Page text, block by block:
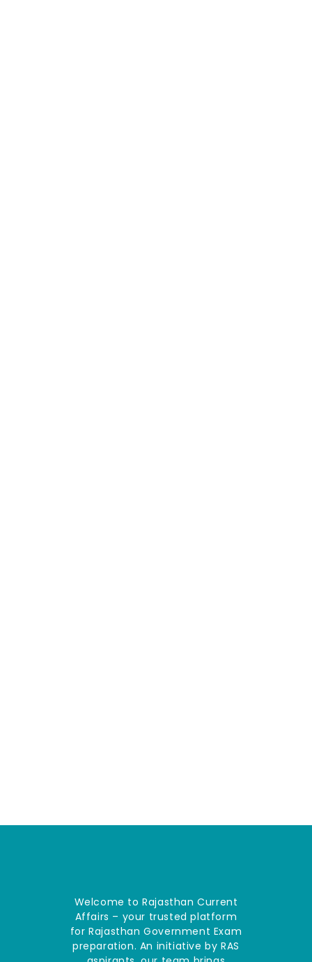
Welcome to Rajasthan Current
Affairs – your trusted platform
for Rajasthan Government Exam
preparation. An initiative by RAS